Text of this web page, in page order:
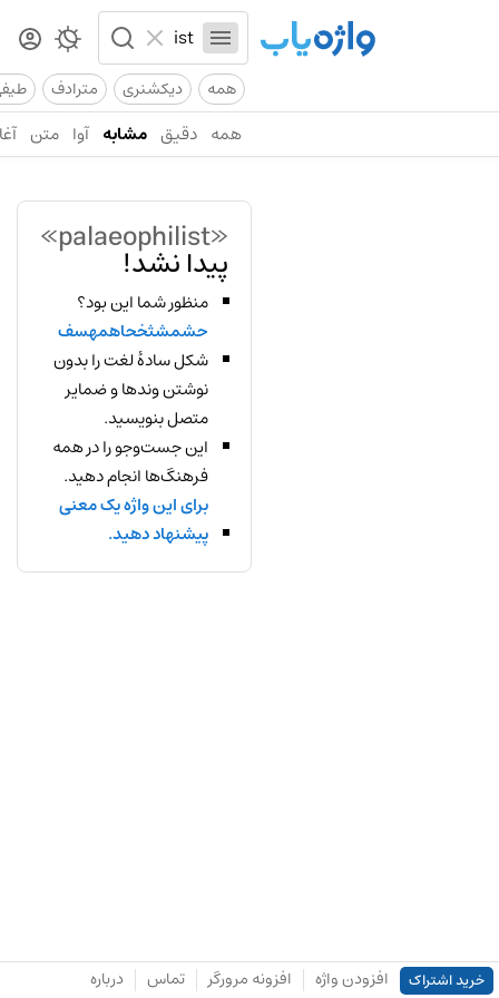
همه دیکشنری مترادف
همه دقیق مشابه آوا متن
«palaeophilist»
پیدا نشد!
منظور شما این بود؟
حشمشثخحاهمهسف
شکل سادهٔ لغت را بدون
نوشتن وندها و ضمایر
متصل بنویسید.
این جست‌وجو را در همه
فرهنگ‌ها انجام دهید.
برای این واژه یک معنی
پیشنهاد دهید.
خرید اشتراک افزودن واژه افزونه مرورگر تماس درباره